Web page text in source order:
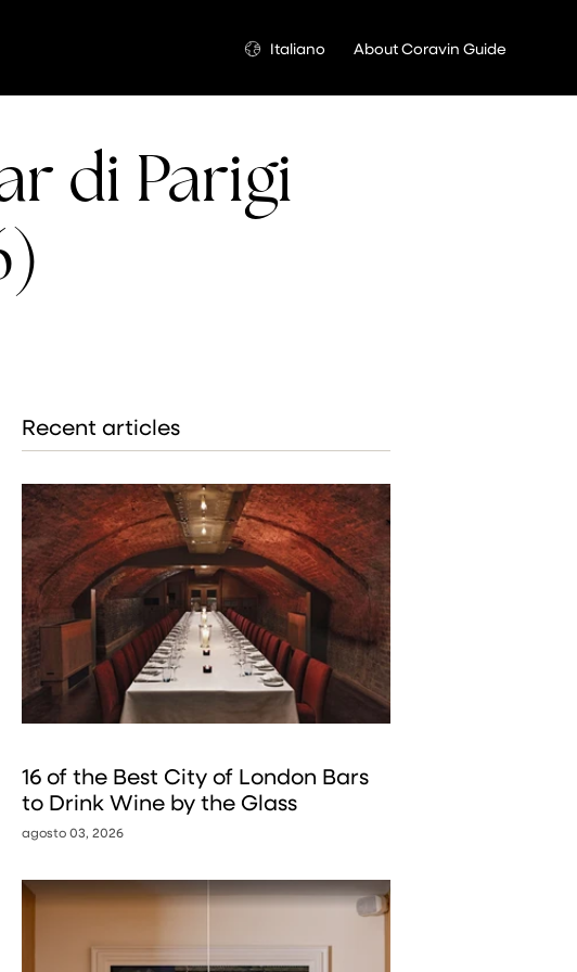
Lingua
Italiano About Coravin Guide
di Parigi
Recent articles
16 of the Best City of London Bars
to Drink Wine by the Glass
agosto 03, 2026